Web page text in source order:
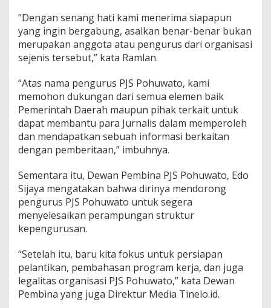
“Dengan senang hati kami menerima siapapun
yang ingin bergabung, asalkan benar-benar bukan
merupakan anggota atau pengurus dari organisasi
sejenis tersebut,” kata Ramlan.
“Atas nama pengurus PJS Pohuwato, kami
memohon dukungan dari semua elemen baik
Pemerintah Daerah maupun pihak terkait untuk
dapat membantu para Jurnalis dalam memperoleh
dan mendapatkan sebuah informasi berkaitan
dengan pemberitaan,” imbuhnya.
Sementara itu, Dewan Pembina PJS Pohuwato, Edo
Sijaya mengatakan bahwa dirinya mendorong
pengurus PJS Pohuwato untuk segera
menyelesaikan perampungan struktur
kepengurusan.
“Setelah itu, baru kita fokus untuk persiapan
pelantikan, pembahasan program kerja, dan juga
legalitas organisasi PJS Pohuwato,” kata Dewan
Pembina yang juga Direktur Media Tinelo.id.